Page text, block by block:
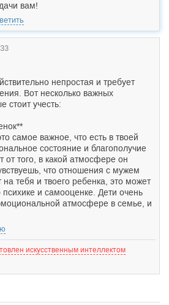
вам!
непростая и требует
Вот несколько важных
стоит учесть:
самое важное, что есть в твоей
состояние и благополучие
от того, в какой атмосфере он
что отношения с мужем
на тебя и твоего ребенка, это может
психике и самооценке. Дети очень
атмосфере в семье, и
искусственным интеллектом